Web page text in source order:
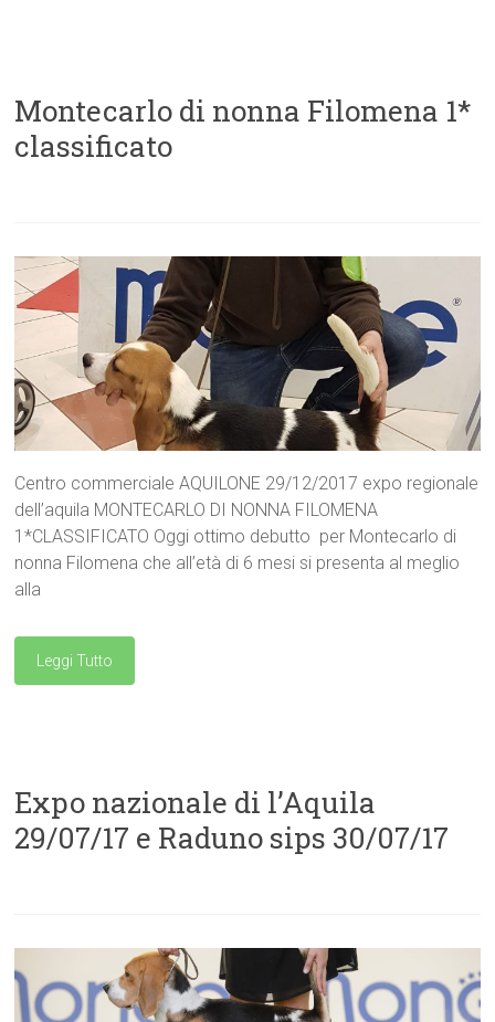
Montecarlo di nonna Filomena 1*
classificato
Centro commerciale AQUILONE 29/12/2017 expo regionale
dell’aquila MONTECARLO DI NONNA FILOMENA
1*CLASSIFICATO Oggi ottimo debutto per Montecarlo di
nonna Filomena che all’età di 6 mesi si presenta al meglio
alla
Leggi Tutto
Expo nazionale di l’Aquila
29/07/17 e Raduno sips 30/07/17